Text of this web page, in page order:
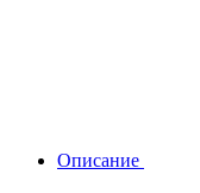
Описание